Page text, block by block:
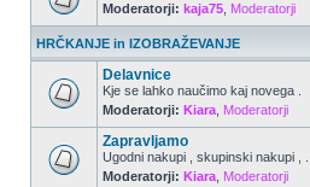
Moderatorji: kaja75 Moderatorji
HRČKANJE in IZOBRAŽEVANJE
Delavnice
Kje se lahko naučimo kaj novega .
Moderatorji: Kiara Moderatorji
Zapravljamo
Ugodni nakupi , skupinski nakupi , ...
Moderatorji: Kiara Moderatorji